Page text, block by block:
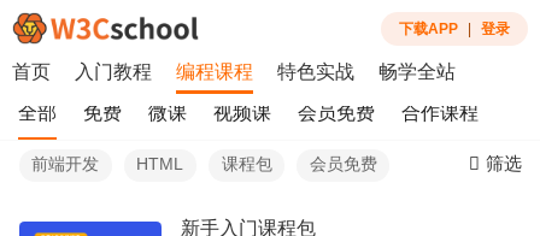
下载APP 登录
首页 入门教程 编程课程 特色实战 畅学全站
全部 免费 微课 视频课 会员免费 合作课程
前端开发 HTML 课程包 会员免费 筛选
新手入门课程包